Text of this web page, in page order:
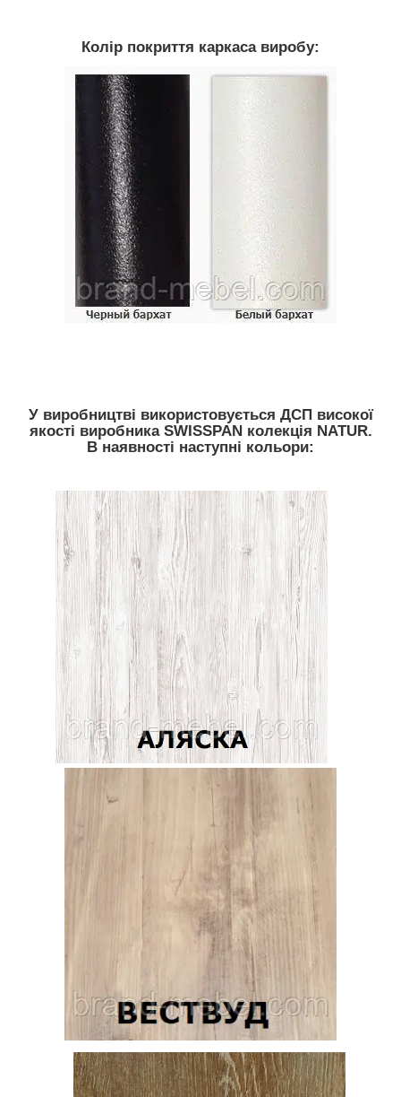
Колір покриття каркаса виробу:
У виробництві використовується ДСП високої
якості виробника SWISSPAN колекція NATUR.
В наявності наступні кольори: